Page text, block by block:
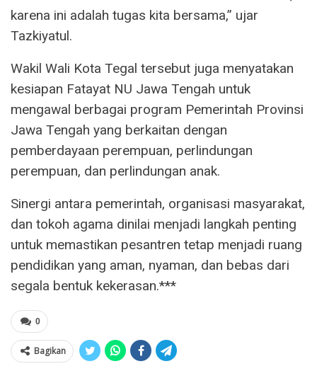
karena ini adalah tugas kita bersama,” ujar
Tazkiyatul.
Wakil Wali Kota Tegal tersebut juga menyatakan
kesiapan Fatayat NU Jawa Tengah untuk
mengawal berbagai program Pemerintah Provinsi
Jawa Tengah yang berkaitan dengan
pemberdayaan perempuan, perlindungan
perempuan, dan perlindungan anak.
Sinergi antara pemerintah, organisasi masyarakat,
dan tokoh agama dinilai menjadi langkah penting
untuk memastikan pesantren tetap menjadi ruang
pendidikan yang aman, nyaman, dan bebas dari
segala bentuk kekerasan.***
0
Bagikan